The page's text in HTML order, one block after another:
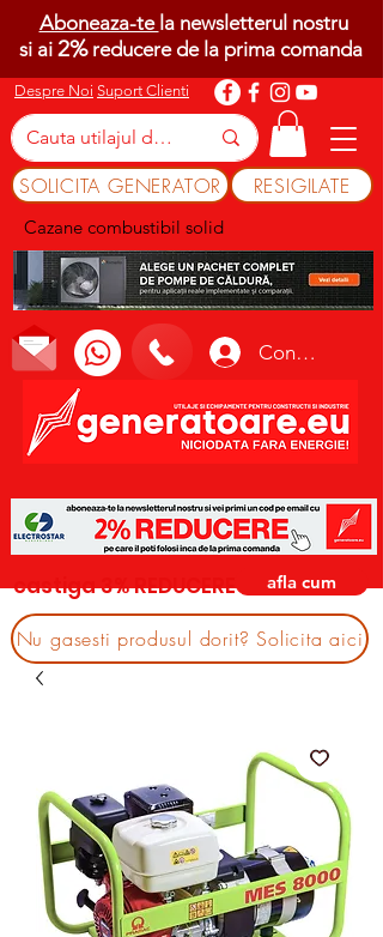
Despre Noi Suport Clienti
SOLICITA GENERATOR RESIGILATE
Cazane combustibil solid
Conectează-te
Aboneaza-te la newsletterul nostru
si ai 2%reducere de la prima comanda
castiga 3% REDUCERE afla cum
Nu gasesti produsul dorit? Solicita aici